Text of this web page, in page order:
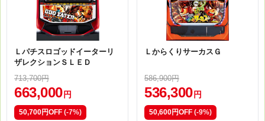
Ｌパチスロゴッドイーターリ
ザレクションＳＬＥＤ
713,700円
663,000 円
50,700円OFF (-7%)
ＬからくりサーカスＧ
586,900円
536,300 円
50,600円OFF (-9%)